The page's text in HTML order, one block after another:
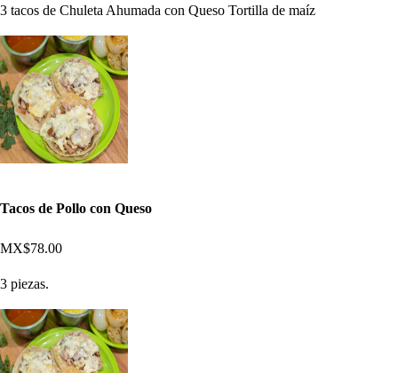
3 tacos de Chuleta Ahumada con Queso Tortilla de maíz
Tacos de Pollo con Queso
MX$78.00
3 piezas.